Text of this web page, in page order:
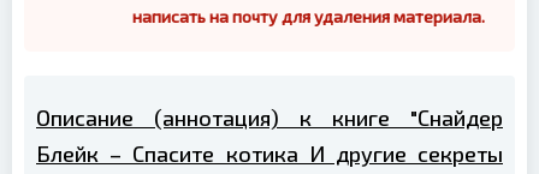
написать на почту для удаления материала.
Описание (аннотация) к книге "Снайдер
Блейк – Спасите котика И другие секреты